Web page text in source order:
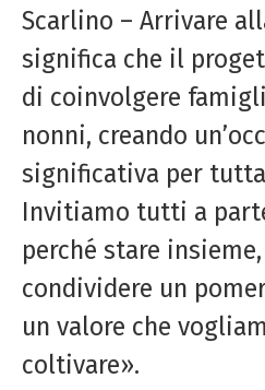
Scarlino – Arrivare
significa che il
di coinvolgere
nonni, creando
significativa per
Invitiamo tutti a
perché stare
condividere un
un valore che
coltivare».